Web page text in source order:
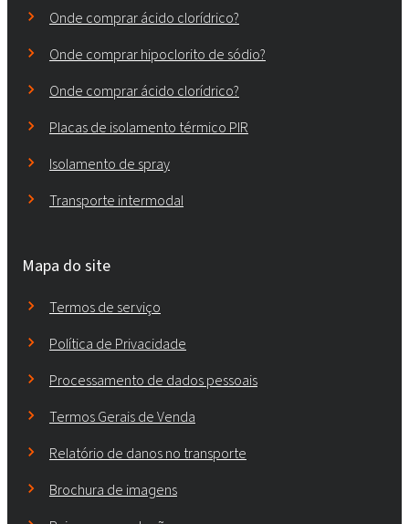
Onde comprar ácido clorídrico?
Onde comprar hipoclorito de sódio?
Onde comprar ácido clorídrico?
Placas de isolamento térmico PIR
Isolamento de spray
Transporte intermodal
Mapa do site
Termos de serviço
Política de Privacidade
Processamento de dados pessoais
Termos Gerais de Venda
Relatório de danos no transporte
Brochura de imagens